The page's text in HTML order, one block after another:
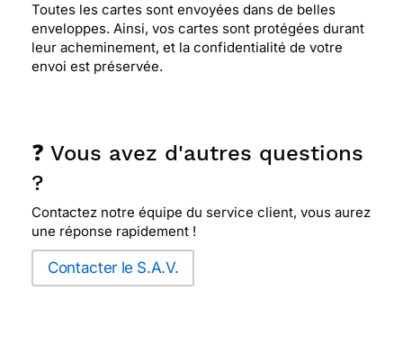
Toutes les cartes sont envoyées dans de belles
enveloppes. Ainsi, vos cartes sont protégées durant
leur acheminement, et la confidentialité de votre
envoi est préservée.
❓ Vous avez d'autres questions
?
Contactez notre équipe du service client, vous aurez
une réponse rapidement !
Contacter le S.A.V.